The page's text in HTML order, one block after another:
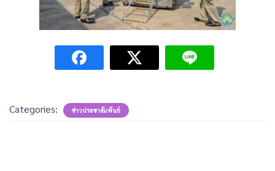
Categories: ข่าวประชาสัมพันธ์